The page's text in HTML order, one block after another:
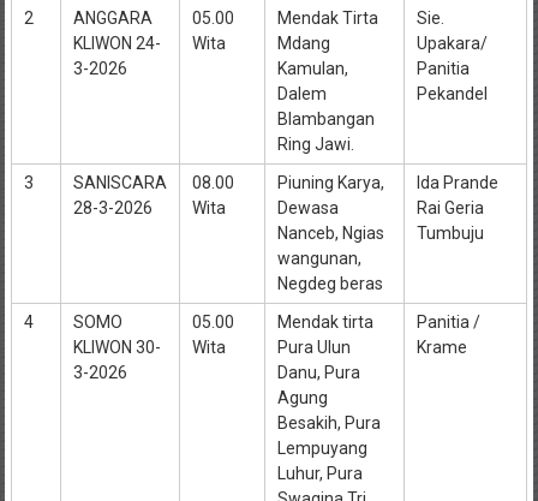
2
ANGGARA
KLIWON 24-
3-2026
05.00
Wita
Mendak Tirta
Mdang
Kamulan,
Dalem
Blambangan
Ring Jawi.
Sie.
Upakara/
Panitia
Pekandel
3
SANISCARA
28-3-2026
08.00
Wita
Piuning Karya,
Dewasa
Nanceb, Ngias
wangunan,
Negdeg beras
Ida Prande
Rai Geria
Tumbuju
4
SOMO
KLIWON 30-
3-2026
05.00
Wita
Mendak tirta
Pura Ulun
Danu, Pura
Agung
Besakih, Pura
Lempuyang
Luhur, Pura
Panitia /
Krame